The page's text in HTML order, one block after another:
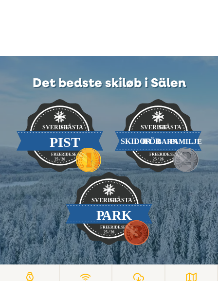
Det bedste skiløb i Sälen